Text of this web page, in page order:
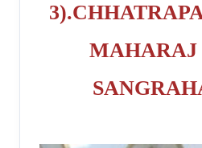
MAHARAJ